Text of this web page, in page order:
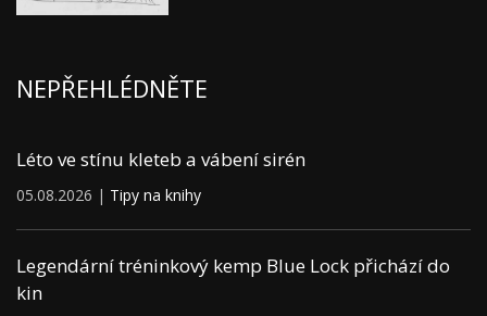
NEPŘEHLÉDNĚTE
Léto ve stínu kleteb a vábení sirén
05.08.2026 | Tipy na knihy
Legendární tréninkový kemp Blue Lock přichází do
kin